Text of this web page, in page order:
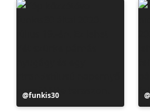
Bejegyzés
közzétevője
funkis30